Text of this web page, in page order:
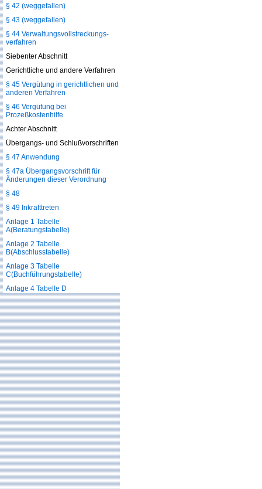
§ 42 (weggefallen)
§ 43 (weggefallen)
§ 44 Verwaltungsvollstreckungs­
verfahren
Siebenter Abschnitt
Gerichtliche und andere Verfahren
§ 45 Vergütung in gerichtlichen und
anderen Verfahren
§ 46 Vergütung bei
Prozeßkostenhilfe
Achter Abschnitt
Übergangs- und Schlußvorschriften
§ 47 Anwendung
§ 47a Übergangsvorschrift für
Änderungen dieser Verordnung
§ 48
§ 49 Inkrafttreten
Anlage 1 Tabelle
A(Beratungstabelle)
Anlage 2 Tabelle
B(Abschlusstabelle)
Anlage 3 Tabelle
C(Buchführungstabelle)
Anlage 4 Tabelle D